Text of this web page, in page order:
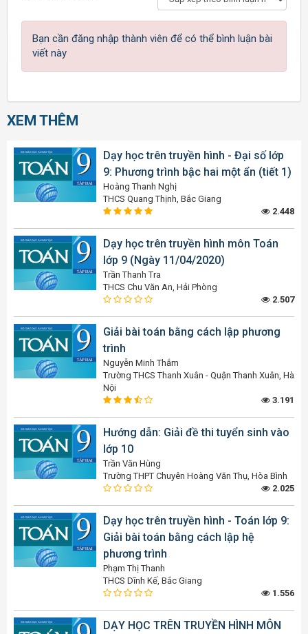
Bạn cần đăng nhập thành viên để có thể bình luận bài
viết này
XEM THÊM
Dạy học trên truyền hình - Đại số lớp
9: Phương trình bậc hai một ẩn (tiết 1)
Hoàng Thanh Nghị
THCS Quang Thịnh, Bắc Giang
2.448
Dạy học trên truyền hình môn Toán
lớp 9 (Ngày 11/04/2020)
Trần Thanh Tra
THCS Chu Văn An, Hải Phòng
2.507
Giải bài toán bằng cách lập phương
trình
Nguyễn Minh Thắm
Trường THCS Thanh Xuân - Quận Thanh Xuân, Hà
Nội
3.191
Hướng dẫn: Giải đề thi tuyển sinh vào
lớp 10
Trần Văn Hùng
Trường THPT Chuyên Hoàng Văn Thụ, Hòa Bình
2.025
Dạy học trên truyền hình - Toán lớp 9:
Giải bài toán bằng cách lập hệ
phương trình
Phạm Thị Thanh
THCS Dĩnh Kế, Bắc Giang
1.556
DẠY HỌC TRÊN TRUYỀN HÌNH MÔN